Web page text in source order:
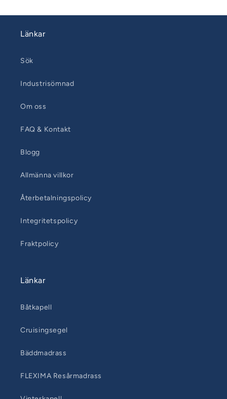
Länkar
Sök
Industrisömnad
Om oss
FAQ & Kontakt
Blogg
Allmänna villkor
Återbetalningspolicy
Integritetspolicy
Fraktpolicy
Länkar
Båtkapell
Cruisingsegel
Bäddmadrass
FLEXIMA Resårmadrass